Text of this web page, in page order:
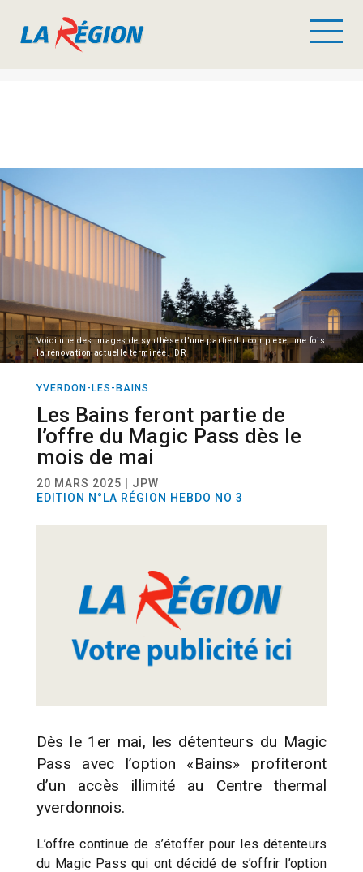
Voici une des images de synthèse d’une partie du complexe, une fois
la rénovation actuelle terminée. DR
YVERDON-LES-BAINS
Les Bains feront partie de
l’offre du Magic Pass dès le
mois de mai
20 MARS 2025 | JPW
EDITION N°LA RÉGION HEBDO NO 3
Dès le 1er mai, les détenteurs du Magic
Pass avec l’option «Bains» profiteront
d’un accès illimité au Centre thermal
yverdonnois.
L’offre continue de s’étoffer pour les détenteurs
du Magic Pass qui ont décidé de s’offrir l’option